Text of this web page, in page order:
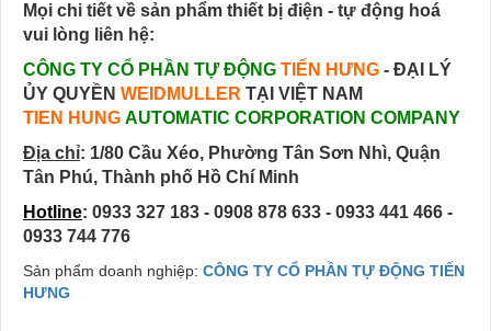
Mọi chi tiết về sản phẩm thiết bị điện - tự động hoá
vui lòng liên hệ:
CÔNG TY CỔ PHẦN TỰ ĐỘNG TIẾN HƯNG - ĐẠI LÝ
ỦY QUYỀN WEIDMULLER TẠI VIỆT NAM
TIEN HUNG AUTOMATIC CORPORATION COMPANY
Địa chỉ: 1/80 Cầu Xéo, Phường Tân Sơn Nhì, Quận
Tân Phú, Thành phố Hồ Chí Minh
Hotline: 0933 327 183 - 0908 878 633 - 0933 441 466 -
0933 744 776
Sản phẩm doanh nghiệp: CÔNG TY CỔ PHẦN TỰ ĐỘNG TIẾN
HƯNG